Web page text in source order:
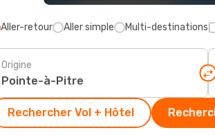
Aller-retour Aller simple Multi-destinations
Origine
Rechercher Vol + Hôtel